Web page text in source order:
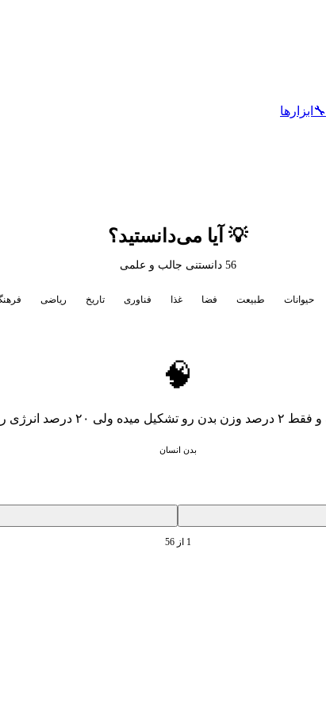
🔧 ابزارها
💡 آیا می‌دانستید؟
56 دانستنی جالب و علمی
حیوانات طبیعت فضا غذا فناوری تاریخ ریاضی
🧠
بدن انسان
1 از56